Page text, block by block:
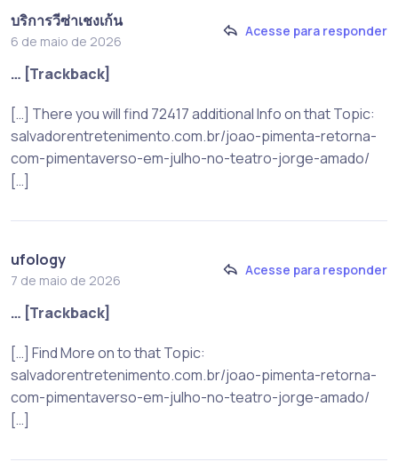
บริการวีซ่าเชงเก้น
6 de maio de 2026
Acesse para responder
… [Trackback]
[…] There you will find 72417 additional Info on that Topic:
salvadorentretenimento.com.br/joao-pimenta-retorna-
com-pimentaverso-em-julho-no-teatro-jorge-amado/
[…]
ufology
7 de maio de 2026
Acesse para responder
… [Trackback]
[…] Find More on to that Topic:
salvadorentretenimento.com.br/joao-pimenta-retorna-
com-pimentaverso-em-julho-no-teatro-jorge-amado/
[…]